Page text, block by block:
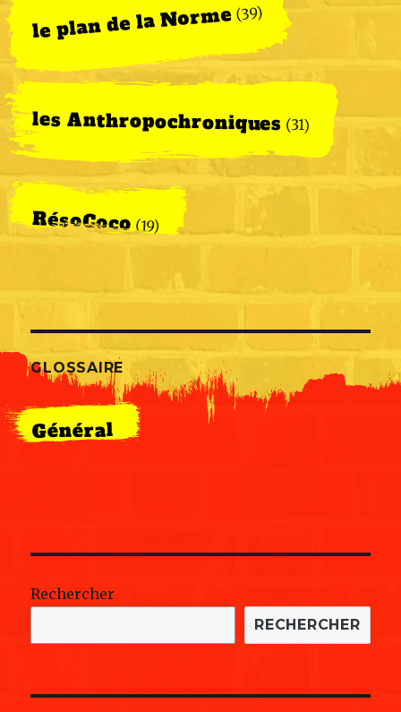
le plan de la Norme (39)
les Anthropochroniques (31)
RésoCoco(19)
GLOSSAIRE
Général
Rechercher
RECHERCHER